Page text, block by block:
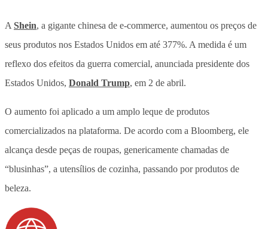
A Shein, a gigante chinesa de e-commerce, aumentou os preços de
seus produtos nos Estados Unidos em até 377%. A medida é um
reflexo dos efeitos da guerra comercial, anunciada presidente dos
Estados Unidos, Donald Trump, em 2 de abril.
O aumento foi aplicado a um amplo leque de produtos
comercializados na plataforma. De acordo com a Bloomberg, ele
alcança desde peças de roupas, genericamente chamadas de
“blusinhas”, a utensílios de cozinha, passando por produtos de
beleza.